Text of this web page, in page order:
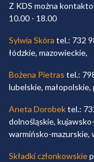
Z KDS można
10.00 - 18.00
Sylwia Skóra tel.: 732
łódzkie, mazowieckie,
Bożena Pietras tel.:
lubelskie,
Aneta Dorobektel.:
dolnośląskie,
warmińsko-mazurskie,
Składki członkowskie